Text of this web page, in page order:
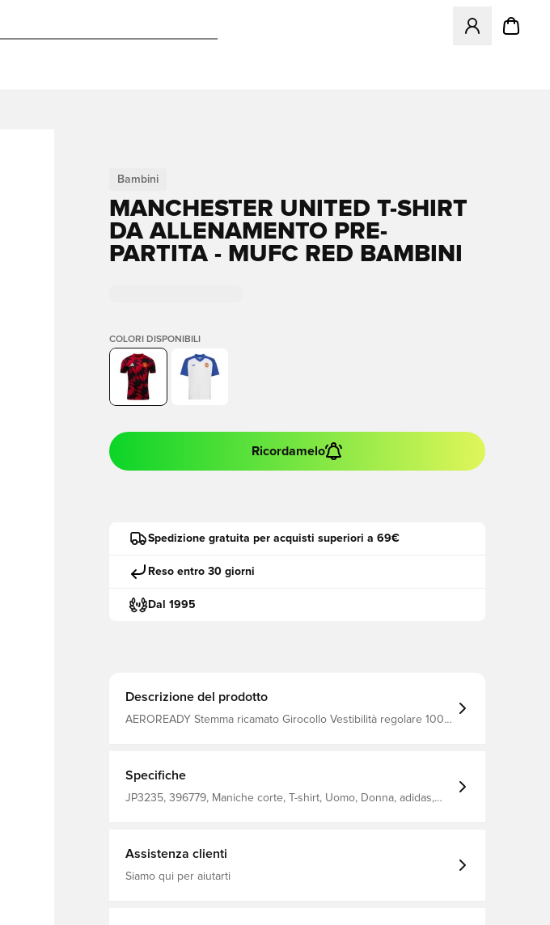
Apre una
Bambini
MANCHESTER UNITED T-SHIRT
DA ALLENAMENTO PRE-
PARTITA - MUFC RED BAMBINI
COLORI DISPONIBILI
Ricordamelo
Spedizione gratuita per acquisti superiori a 69€
Reso entro 30 giorni
Dal 1995
Descrizione del prodotto
AEROREADY Stemma ricamato Girocollo Vestibilità regolare 100%
Specifiche
JP3235, 396779, Maniche corte, T-shirt, Uomo, Donna, adidas,
Assistenza clienti
Siamo qui per aiutarti